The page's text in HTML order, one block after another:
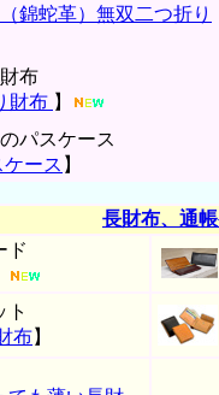
錦蛇革）無双二つ折り
布
財布 】
パスケース
ース 】
長財布、通
ド
ト
布】